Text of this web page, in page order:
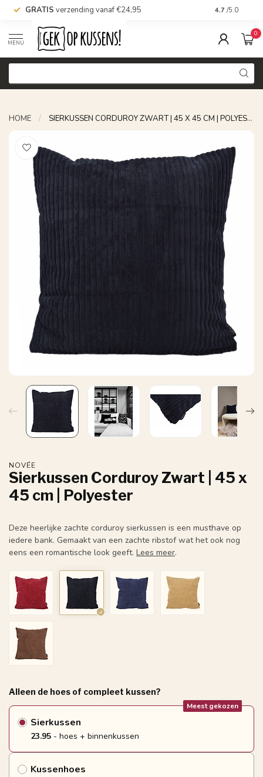
GRATIS verzending vanaf €24,95 Voor 16.00
4.7 /5.0
MENU
0
HOME / SIERKUSSEN CORDUROY ZWART | 45 X 45 CM | POLYESTER
NOVÉE
Sierkussen Corduroy Zwart | 45 x
45 cm | Polyester
Deze heerlijke zachte corduroy sierkussen is een musthave op
iedere bank. Gemaakt van een zachte ribstof wat het ook nog
eens een romantische look geeft. Lees meer.
Alleen de hoes of compleet kussen?
Sierkussen
Meest gekozen
23.95 - hoes + binnenkussen
Kussenhoes